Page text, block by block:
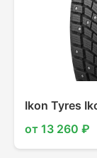
Ikon Tyres
от 13 260 ₽